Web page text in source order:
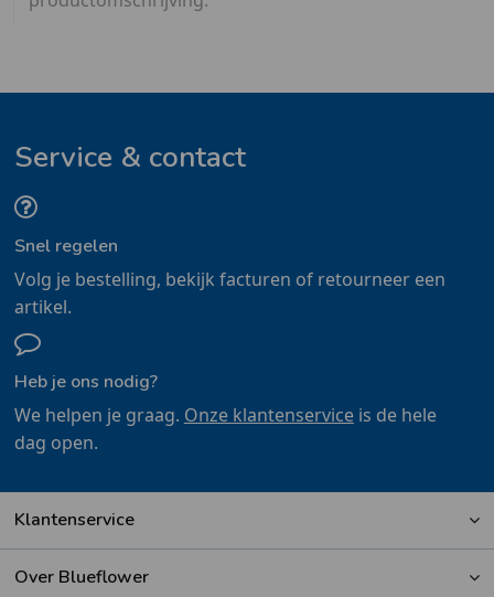
Service & contact
Snel regelen
Volg je bestelling, bekijk facturen of retourneer een
artikel.
Heb je ons nodig?
We helpen je graag. Onze klantenserviceis de hele
dag open.
Klantenservice
Over Blueflower